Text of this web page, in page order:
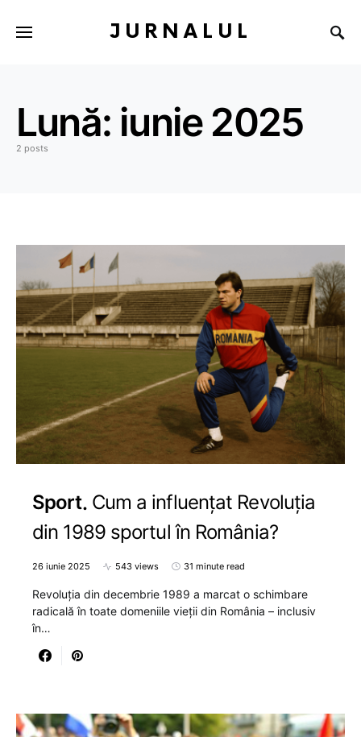
JURNALUL
Lună: iunie 2025
2 posts
Sport Cum a influențat Revoluția
din 1989 sportul în România?
26 iunie 2025 543 views 31 minute read
Revoluția din decembrie 1989 a marcat o schimbare
radicală în toate domeniile vieții din România – inclusiv
în…